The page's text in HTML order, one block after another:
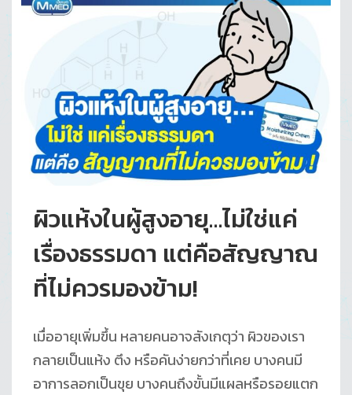
ผิวแห้งในผู้สูงอายุ…ไม่ใช่แค่
เรื่องธรรมดา แต่คือสัญญาณ
ที่ไม่ควรมองข้าม!
เมื่ออายุเพิ่มขึ้น หลายคนอาจสังเกตุว่า ผิวของเรา
กลายเป็นแห้ง ตึง หรือคันง่ายกว่าที่เคย บางคนมี
อาการลอกเป็นขุย บางคนถึงขั้นมีแผลหรือรอยแตก